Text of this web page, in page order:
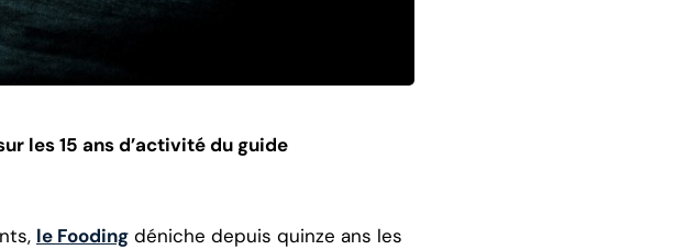
les 15 ans d’activité du guide
le Fooding déniche depuis quinze ans les